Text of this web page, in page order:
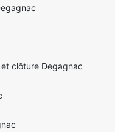
clôture Degagnac